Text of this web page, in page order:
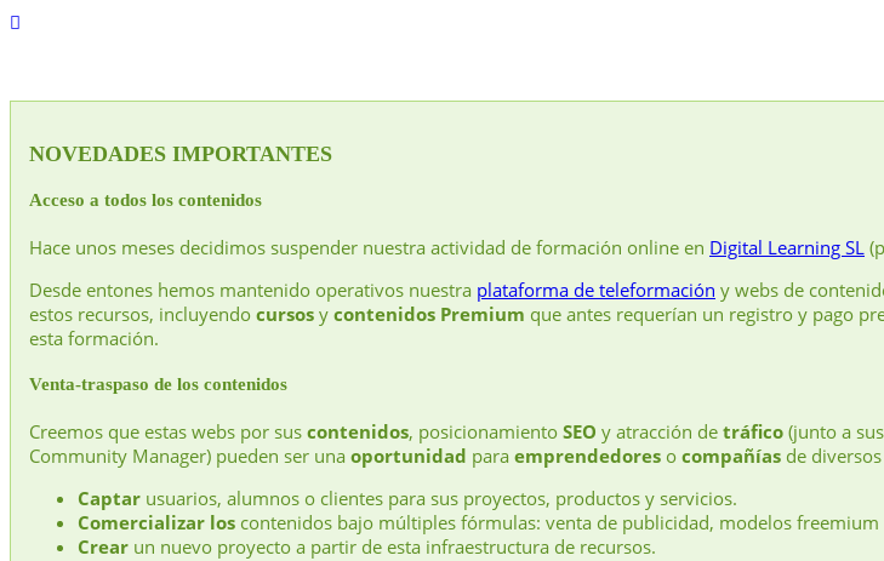
NOVEDADES IMPORTANTES
Acceso a todos los contenidos
Hace unos meses decidimos suspender nuestra actividad de formación online en Digital Learning SL
Desde entones hemos mantenido operativos nuestra plataforma de teleformación y webs de
estos recursos, incluyendo cursos y contenidos Premium que antes requerían un registro y pago
esta formación.
Venta-traspaso de los contenidos
Creemos que estas webs por sus contenidos, posicionamiento SEO y atracción de tráfico (junto a
Community Manager) pueden ser una oportunidad para emprendedores o compañías de
Captar usuarios, alumnos o clientes para sus proyectos, productos y servicios.
Comercializar los contenidos bajo múltiples fórmulas: venta de publicidad, modelos
Crear un nuevo proyecto a partir de esta infraestructura de recursos.